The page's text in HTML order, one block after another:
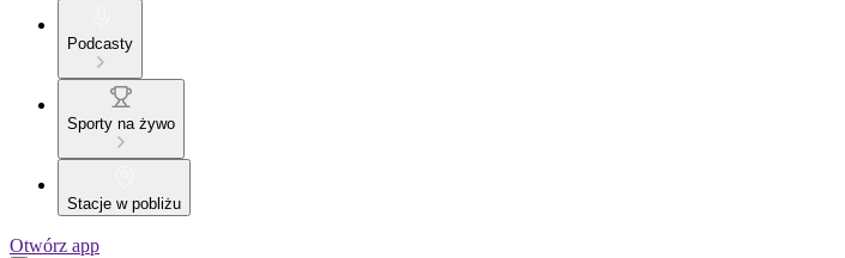
Podcasty
Sporty na żywo
Stacje w pobliżu
Otwórz app